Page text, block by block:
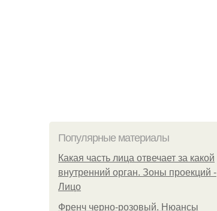
Популярные материалы
Какая часть лица отвечает за какой
внутренний орган. Зоны проекций -
Лицо
Френч черно-розовый. Нюансы